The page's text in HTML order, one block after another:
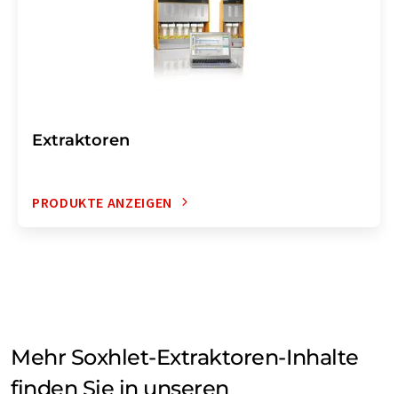
Extraktoren
PRODUKTE ANZEIGEN
Mehr Soxhlet-Extraktoren-Inhalte
finden Sie in unseren